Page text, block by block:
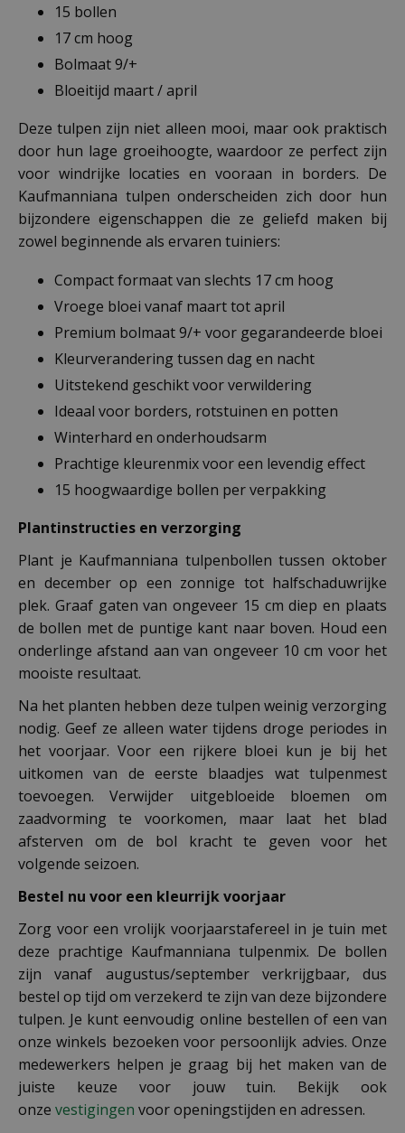
15 bollen
17 cm hoog
Bolmaat 9/+
Bloeitijd maart / april
Deze tulpen zijn niet alleen mooi, maar ook praktisch
door hun lage groeihoogte, waardoor ze perfect zijn
voor windrijke locaties en vooraan in borders. De
Kaufmanniana tulpen onderscheiden zich door hun
bijzondere eigenschappen die ze geliefd maken bij
zowel beginnende als ervaren tuiniers:
Compact formaat van slechts 17 cm hoog
Vroege bloei vanaf maart tot april
Premium bolmaat 9/+ voor gegarandeerde bloei
Kleurverandering tussen dag en nacht
Uitstekend geschikt voor verwildering
Ideaal voor borders, rotstuinen en potten
Winterhard en onderhoudsarm
Prachtige kleurenmix voor een levendig effect
15 hoogwaardige bollen per verpakking
Plantinstructies en verzorging
Plant je Kaufmanniana tulpenbollen tussen oktober
en december op een zonnige tot halfschaduwrijke
plek. Graaf gaten van ongeveer 15 cm diep en plaats
de bollen met de puntige kant naar boven. Houd een
onderlinge afstand aan van ongeveer 10 cm voor het
mooiste resultaat.
Na het planten hebben deze tulpen weinig verzorging
nodig. Geef ze alleen water tijdens droge periodes in
het voorjaar. Voor een rijkere bloei kun je bij het
uitkomen van de eerste blaadjes wat tulpenmest
toevoegen. Verwijder uitgebloeide bloemen om
zaadvorming te voorkomen, maar laat het blad
afsterven om de bol kracht te geven voor het
volgende seizoen.
Bestel nu voor een kleurrijk voorjaar
Zorg voor een vrolijk voorjaarstafereel in je tuin met
deze prachtige Kaufmanniana tulpenmix. De bollen
zijn vanaf augustus/september verkrijgbaar, dus
bestel op tijd om verzekerd te zijn van deze bijzondere
tulpen. Je kunt eenvoudig online bestellen of een van
onze winkels bezoeken voor persoonlijk advies. Onze
medewerkers helpen je graag bij het maken van de
juiste keuze voor jouw tuin. Bekijk ook
onze vestigingen voor openingstijden en adressen.